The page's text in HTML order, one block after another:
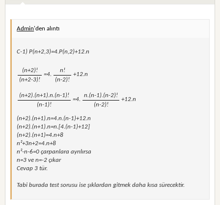
Admin'den alıntı
C-1) P(n+2,3)=4.P(n,2)+12.n
(n+2)!
(n+2-3)!
=4.
n!
(n-2)!
+12.n
(n+2).(n+1).n.(n-1)!
(n-1)!
=4.
n.(n-1).(n-2)!
(n-2)!
+12.n
(n+2).(n+1).n=4.n.(n-1)+12.n
(n+2).(n+1).n=n.[4.(n-1)+12]
(n+2).(n+1)=4.n+8
n²+3n+2=4.n+8
n²-n-6=0 çarpanlara ayrılırsa
n=3 ve n=-2 çıkar
Cevap 3 tür.
Tabi burada test sorusu ise şıklardan gitmek daha kısa sürecektir.